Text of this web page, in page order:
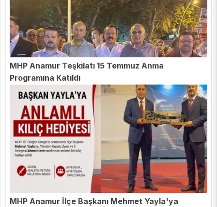
MHP Anamur Teşkilatı 15 Temmuz Anma
Programına Katıldı
MHP Anamur İlçe Başkanı Mehmet Yayla'ya